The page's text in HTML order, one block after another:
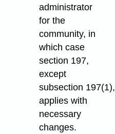
administrator
for the
community, in
which case
section 197,
except
subsection 197(1),
applies with
necessary
changes.